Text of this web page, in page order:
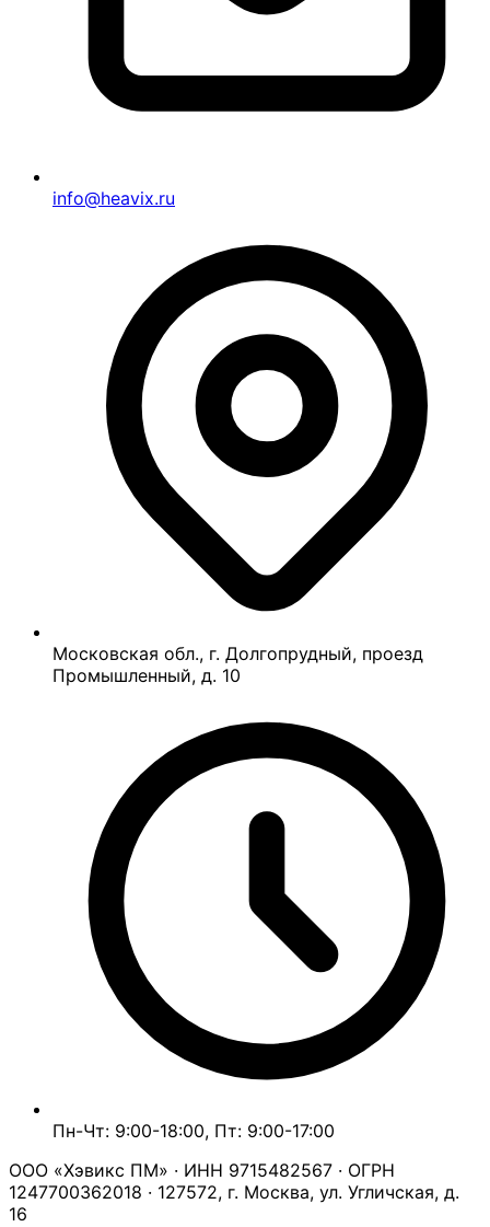
info@heavix.ru
Московская обл., г. Долгопрудный, проезд
Промышленный, д. 10
Пн-Чт: 9:00-18:00, Пт: 9:00-17:00
ООО «Хэвикс ПМ» · ИНН 9715482567 · ОГРН
1247700362018 · 127572, г. Москва, ул. Угличская, д.
16